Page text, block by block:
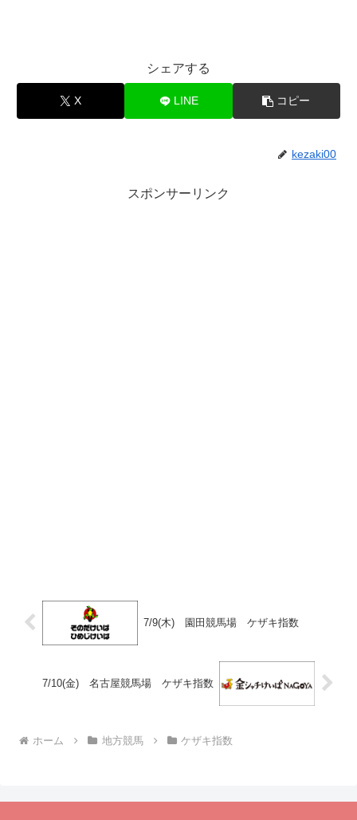
シェアする
X LINE コピー
kezaki00
スポンサーリンク
7/9(木) 園田競馬場 ケザキ指数
7/10(金) 名古屋競馬場 ケザキ指数
ホーム 地方競馬 ケザキ指数